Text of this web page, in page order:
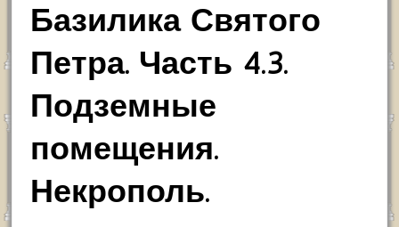
Базилика Святого
Петра. Часть 4.3.
Подземные
помещения.
Некрополь.